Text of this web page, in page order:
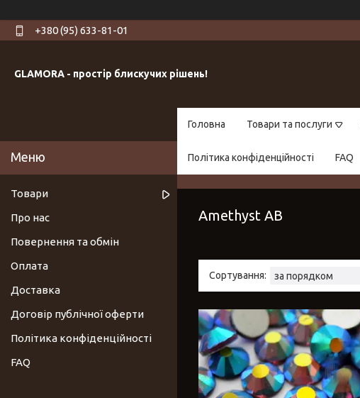
+380 (95) 633-81-01
GLAMORA - простір блискучих рішень!
Головна Товари та послуги
Політика конфіденційності FAQ
Amethyst AB
Товари
Про нас
Повернення та обмін
Оплата
Доставка
Договір публічної оферти
Політика конфіденційності
FAQ